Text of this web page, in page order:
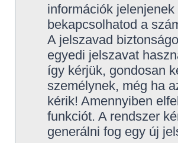
információk
bekapcsolhatod a
A jelszavad
egyedi jelszavat
így kérjük, gondosan
személynek, még ha
kérik! Amennyiben
funkciót. A rendszer
generálni fog egy új